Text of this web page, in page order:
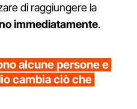
di raggiungere la
immediatamente.
alcune persone e
cambia ciò che